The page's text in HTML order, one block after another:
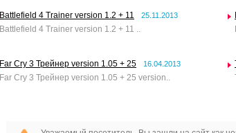
Battlefield 4 Trainer version 1.2 + 11 25.11.2013
Battlefield 4 Trainer version 1.2 + 11 ..
Far Cry 3 Трейнер version 1.05 + 25 16.04.2013
Far Cry 3 Трейнер version 1.05 + 25 version..